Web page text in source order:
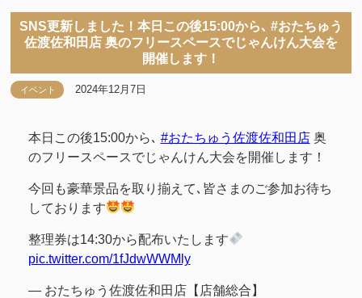
SNS更新しました！本日この後15:00から､ #おたちゅう
佐渡佐和田店 奥のフリースペースでじゃんけん大会を
開催します！
イベント 2024年12月7日
本日この後15:00から､ #おたちゅう佐渡佐和田店奥
のフリースペースでじゃんけん大会を開催します！
今回も豪華景品を取り揃えて､皆さまのご参加お待ち
しております
整理券は14:30から配布いたします
pic.twitter.com/1fJdwWWMly
— おたちゅう佐渡佐和田店【店舗総合】